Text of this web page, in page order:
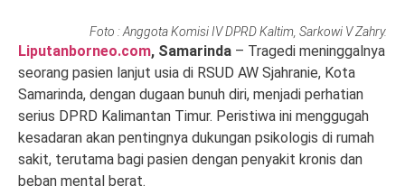
Foto : Anggota Komisi IV DPRD Kaltim, Sarkowi V Zahry.
Liputanborneo.com, Samarinda – Tragedi meninggalnya
seorang pasien lanjut usia di RSUD AW Sjahranie, Kota
Samarinda, dengan dugaan bunuh diri, menjadi perhatian
serius DPRD Kalimantan Timur. Peristiwa ini menggugah
kesadaran akan pentingnya dukungan psikologis di rumah
sakit, terutama bagi pasien dengan penyakit kronis dan
beban mental berat.